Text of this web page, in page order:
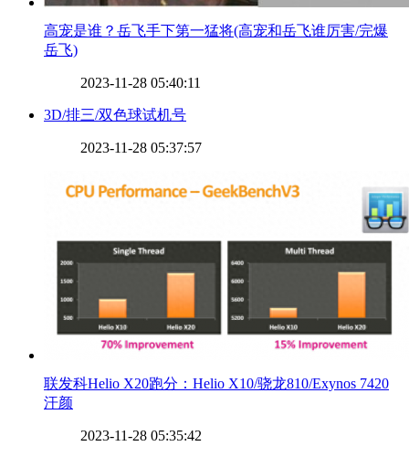
​高宠是谁？岳飞手下第一猛将(高宠和岳飞谁厉害/完爆
岳飞)
2023-11-28 05:40:11
​3D/排三/双色球试机号
2023-11-28 05:37:57
​联发科Helio X20跑分：Helio X10/骁龙810/Exynos 7420
汗颜
2023-11-28 05:35:42